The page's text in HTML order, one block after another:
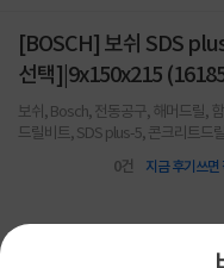
[BOSCH] 보쉬 SDS
선택]|9x150x215
보쉬, Bosch, 전동공구, 해머드릴,
드릴비트, SDS plus-5, 콘크리트드
0건 지금 후기쓰면